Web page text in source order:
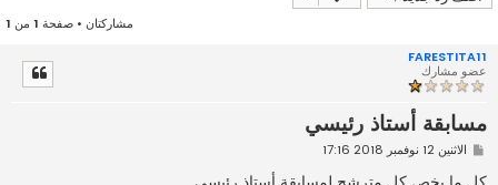
مشاركتان • صفحة 1 من 1
FARESTITA11
عضو مشارك
مسابقة أستاذ رئيسي
مالاثنين 12 نوفمبر 2018 17:16